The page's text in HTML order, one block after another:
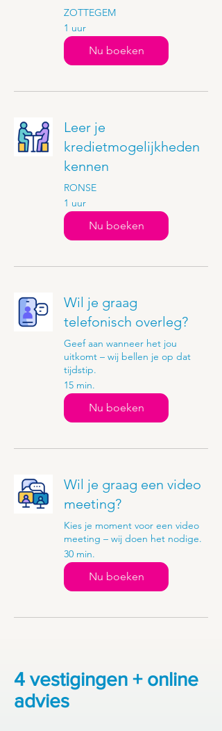
ZOTTEGEM
1 uur
Nu boeken
Leer je
kredietmogelijkheden
kennen
RONSE
1 uur
Nu boeken
Wil je graag
telefonisch overleg?
Geef aan wanneer het jou
uitkomt – wij bellen je op dat
tijdstip.
15 min.
Nu boeken
Wil je graag een video
meeting?
Kies je moment voor een video
meeting – wij doen het nodige.
30 min.
Nu boeken
4 vestigingen + online
advies